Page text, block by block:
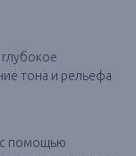
тона и рельефа
помощью